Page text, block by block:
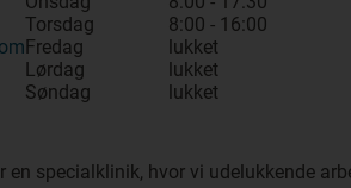
Torsdag
8:00 - 16:00
Fredag
lukket
Lørdag
lukket
Søndag
lukket
specialklinik, hvor vi udelukkende